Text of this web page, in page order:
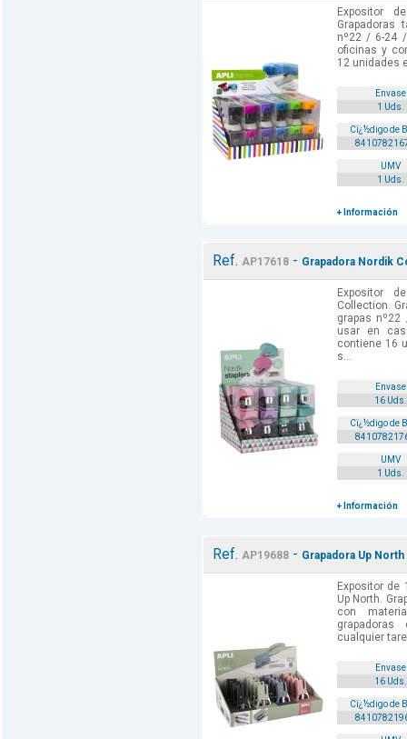
Expositor
Grapadoras
nº22 / 6-24
oficinas y
12 unidades
Envase
1 Uds.
Cï¿½digo de
UMV
1 Uds.
+ Información
Ref. AP17618- Grapadora Nordik
Expositor
Collection.
grapas
usar en
contiene 16
s...
Envase
16 Uds.
Cï¿½digo de
UMV
1 Uds.
+ Información
Ref. AP19688- Grapadora Up
Expositor
Up North.
con
cualquier
Envase
16 Uds.
Cï¿½digo de